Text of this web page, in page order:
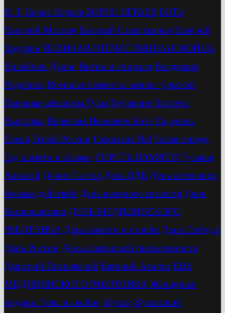
В. Т. Бориc Играев БОРИС ИГРАЕВ БОТЬ
Валерий Маслов Валерий Савостьянов Валерий
Ходулин ВЕЛИКАЯ ОТЕЧЕСТВЕННАЯ ВОЙНА
Вилейчик Денис Витки и спирали Владимир
Родионов Военные связисты земли тульской
Военные связисты Тулы Вручение Встреча
Выставка Вячеслав Иванович Боть Гаденова
Елена Герой России Гимназия №3 Глава города
Год памяти и славы» ГОРСТЬ ПАМЯТИ Гусаков
Алексей Денис Гастев День ВДВ День ветеранов
боевых действий День военного связиста День
Космонавтики ДЕНЬ МЕДИЦИНСКОГО
РАБОТНИКА День памяти и скорби День Победы
День России День славянской письменности
Дмитрий Покровский Евгений Авилов ЕНЬ
МЕДИЦИНСКОГО РАБОТНИКА Женщины-
медики Тулы на войне Жуков Жуковский